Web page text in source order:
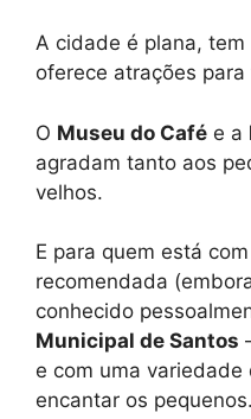
A cidade é plana,
oferece atrações
O Museu do Café e a
agradam tanto aos
velhos.
E para quem está
recomendada
conhecido
Municipal de Santos
e com uma
encantar os pequenos.